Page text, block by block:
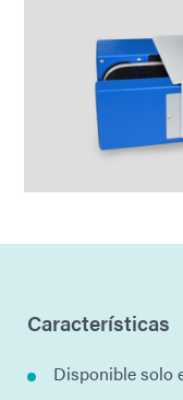
Características
Disponible solo